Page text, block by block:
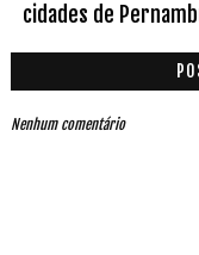
cidades de
Nenhum comentário